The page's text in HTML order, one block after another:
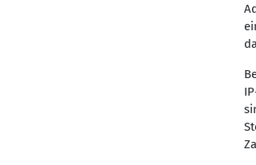
Touren eingehängt und
Trainerallerdings die
ambitionierten 8-
Noch schnell ein
Rollenspiels „Werwolf“
war auch geschafft und
angekommen, hieß es